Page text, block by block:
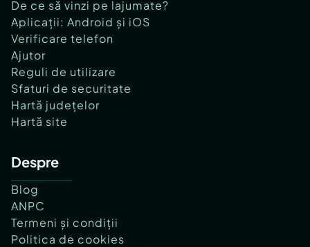
De ce să vinzi pe lajumate?
Aplicații: Android și iOS
Verificare telefon
Ajutor
Reguli de utilizare
Sfaturi de securitate
Hartă județelor
Hartă site
Despre
Blog
ANPC
Termeni și condiții
Politica de cookies